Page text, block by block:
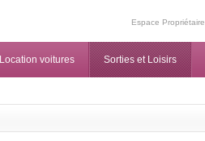
Espace Propriétaire
Location voitures Sorties et Loisirs